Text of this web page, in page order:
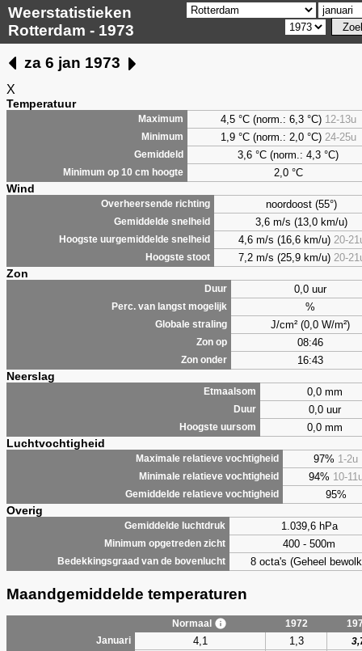
Weerstatistieken
Rotterdam - 1973
za 6 jan 1973
X
Temperatuur
Maximum 4,5 °C (norm.: 6,3 °C) 12-13u
Minimum 1,9 °C (norm.: 2,0 °C) 24-25u
Gemiddeld 3,6 °C (norm.: 4,3 °C)
Minimum op 10 cm hoogte 2,0 °C
Wind
Overheersende richting noordoost (55°)
Gemiddelde snelheid 3,6 m/s (13,0 km/u)
Hoogste uurgemiddelde snelheid 4,6 m/s (16,6 km/u) 20-
Hoogste stoot 7,2 m/s (25,9 km/u) 20-
Zon
Duur 0,0 uur
Perc. van langst mogelijk %
Globale straling J/cm² (0,0 W/m²)
Zon op 08:46
Zon onder 16:43
Neerslag
Etmaalsom 0,0 mm
Duur 0,0 uur
Hoogste uursom 0,0 mm
Luchtvochtigheid
Maximale relatieve vochtigheid 97% 1-2u
Minimale relatieve vochtigheid 94% 10-
Gemiddelde relatieve vochtigheid 95%
Overig
Gemiddelde luchtdruk 1.039,6 hPa
Minimum opgetreden zicht 400 - 500m
Bedekkingsgraad van de bovenlucht 8 octa's (Geheel
Maandgemiddelde temperaturen
Normaal 1972
Januari
4,1 1,3